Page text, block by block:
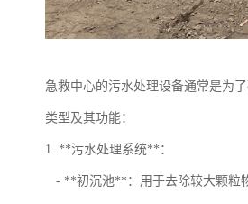
急救中心的污水处理设备通常是为
类型及其功能：
1. **污水处理系统**：
- **初沉池**：用于去除较大颗粒